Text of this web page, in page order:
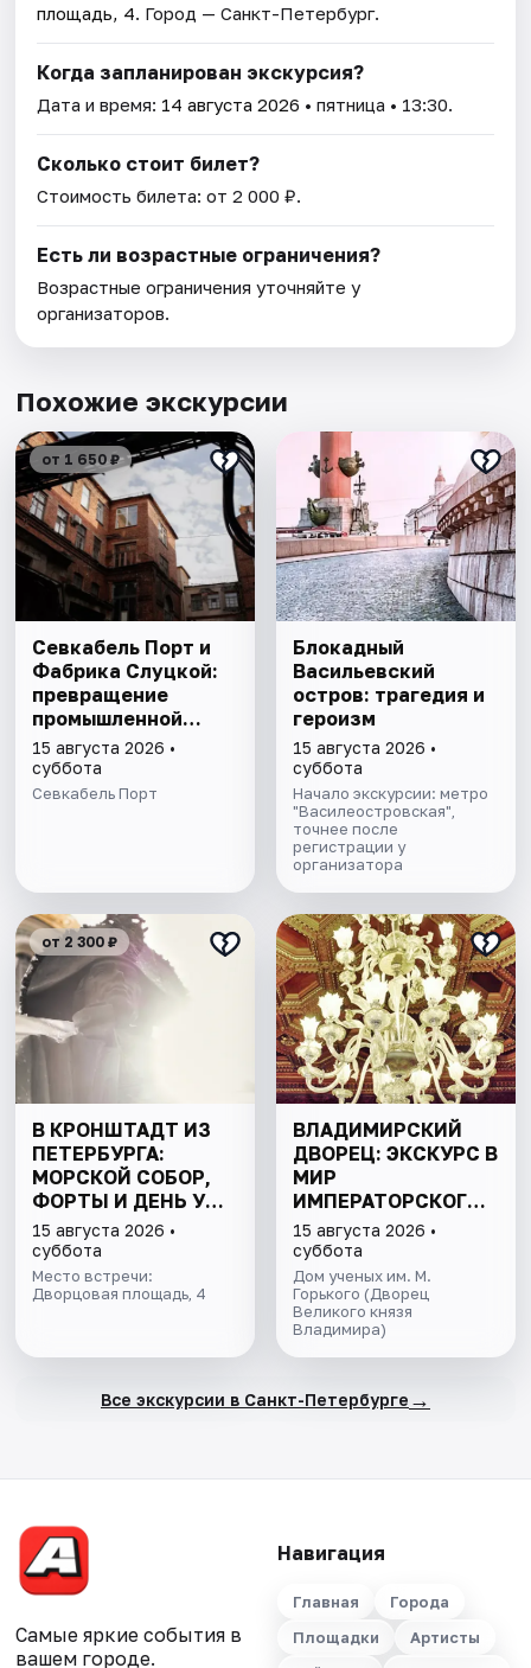
площадь, 4. Город — Санкт-Петербург.
Когда запланирован экскурсия?
Дата и время: 14 августа 2026 • пятница • 13:30.
Сколько стоит билет?
Стоимость билета: от 2 000 ₽.
Есть ли возрастные ограничения?
Возрастные ограничения уточняйте у
организаторов.
Похожие экскурсии
от 1 650 ₽
Севкабель Порт и
Фабрика Слуцкой:
превращение
промышленной
архитектуры в
общественную
15 августа 2026 •
суббота
Севкабель Порт
Блокадный
Васильевский
остров: трагедия и
героизм
15 августа 2026 •
суббота
Начало экскурсии: метро
"Василеостровская",
точнее после
регистрации у
организатора
от 2 300 ₽
В КРОНШТАДТ ИЗ
ПЕТЕРБУРГА:
МОРСКОЙ СОБОР,
ФОРТЫ И ДЕНЬ У
ФИНСКОГО ЗАЛИВА.
ВСЁ ВКЛЮЧЕНО
15 августа 2026 •
суббота
Место встречи:
Дворцовая площадь, 4
ВЛАДИМИРСКИЙ
ДВОРЕЦ: ЭКСКУРС В
МИР
ИМПЕРАТОРСКОГО
БЛЕСКА
15 августа 2026 •
суббота
Дом ученых им. М.
Горького (Дворец
Великого князя
Владимира)
Все экскурсии в Санкт-Петербурге →
Самые яркие события в
вашем городе.
Навигация
Главная
Города
Площадки
Артисты